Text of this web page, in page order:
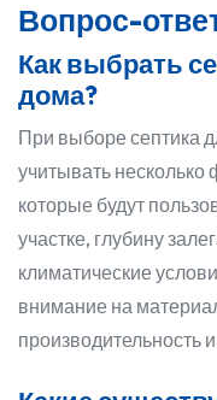
Вопрос-
Как выбрать
дома?
При выборе септика
учитывать несколько
которые будут
участке, глубину
климатические
внимание на
производительность